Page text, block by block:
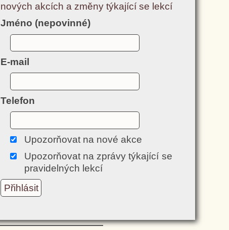
nových akcích a změny týkající se lekcí
Jméno (nepovinné)
E-mail
Telefon
Upozorňovat na nové akce
Upozorňovat na zprávy týkající se
pravidelných lekcí
Přihlásit